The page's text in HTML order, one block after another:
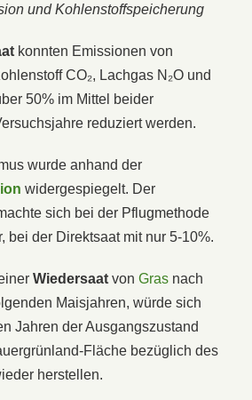
und Kohlenstoffspeicherung
konnten Emissionen von
CO₂, Lachgas N₂O und
50% im Mittel beider
reduziert werden.
wurde anhand der
widergespiegelt. Der
sich bei der Pflugmethode
bei der Direktsaat mit nur 5-10%.
Wiedersaat von Gras nach
Maisjahren, würde sich
Jahren der Ausgangszustand
Fläche bezüglich des
herstellen.